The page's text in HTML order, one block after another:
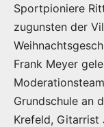
Sportpioniere
zugunsten der
Frank Meyer
Grundschule an
Krefeld, Gitarrist